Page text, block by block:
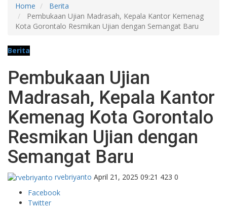
Home
Berita
Pembukaan Ujian Madrasah, Kepala Kantor Kemenag
Kota Gorontalo Resmikan Ujian dengan Semangat Baru
Berita
Pembukaan Ujian
Madrasah, Kepala Kantor
Kemenag Kota Gorontalo
Resmikan Ujian dengan
Semangat Baru
rvebriyanto April 21, 2025 09:21 423 0
Facebook
Twitter